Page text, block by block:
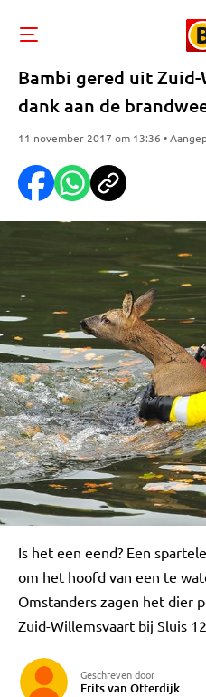
Bambi gered uit
dank aan de
11 november 2017 om 13:36 •
Is het een eend? Een
om het hoofd van een te
Omstanders zagen het dier
Zuid-Willemsvaart bij Sluis
Geschreven door
Frits van Otterdijk